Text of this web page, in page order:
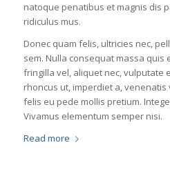
natoque penatibus et magnis dis
ridiculus mus.
Donec quam felis, ultricies nec,
sem. Nulla consequat massa quis
fringilla vel, aliquet nec, vulputate
rhoncus ut, imperdiet a, venenatis
felis eu pede mollis pretium.
Vivamus elementum semper nisi.
Read more